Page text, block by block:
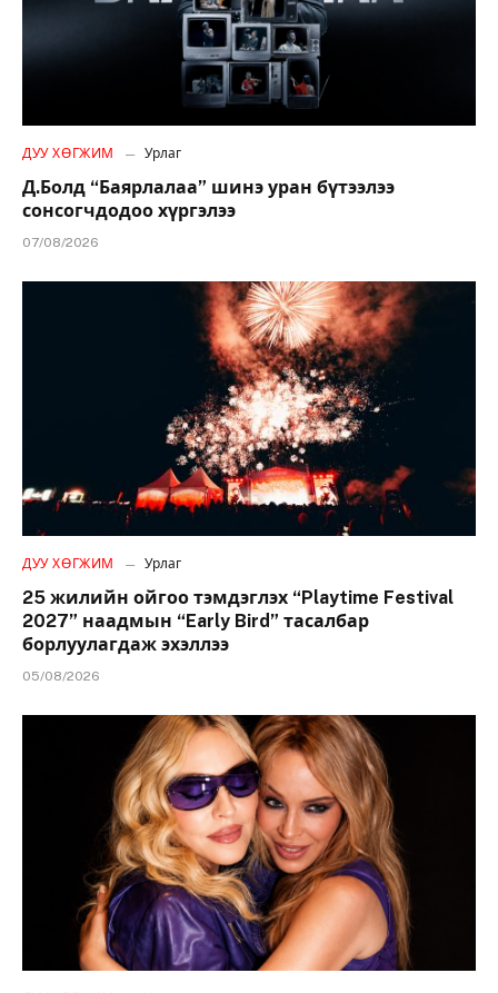
ДУУ ХӨГЖИМ Урлаг
Д.Болд “Баярлалаа” шинэ уран бүтээлээ
сонсогчдодоо хүргэлээ
07/08/2026
ДУУ ХӨГЖИМ Урлаг
25 жилийн ойгоо тэмдэглэх “Playtime Festival
2027” наадмын “Early Bird” тасалбар
борлуулагдаж эхэллээ
05/08/2026